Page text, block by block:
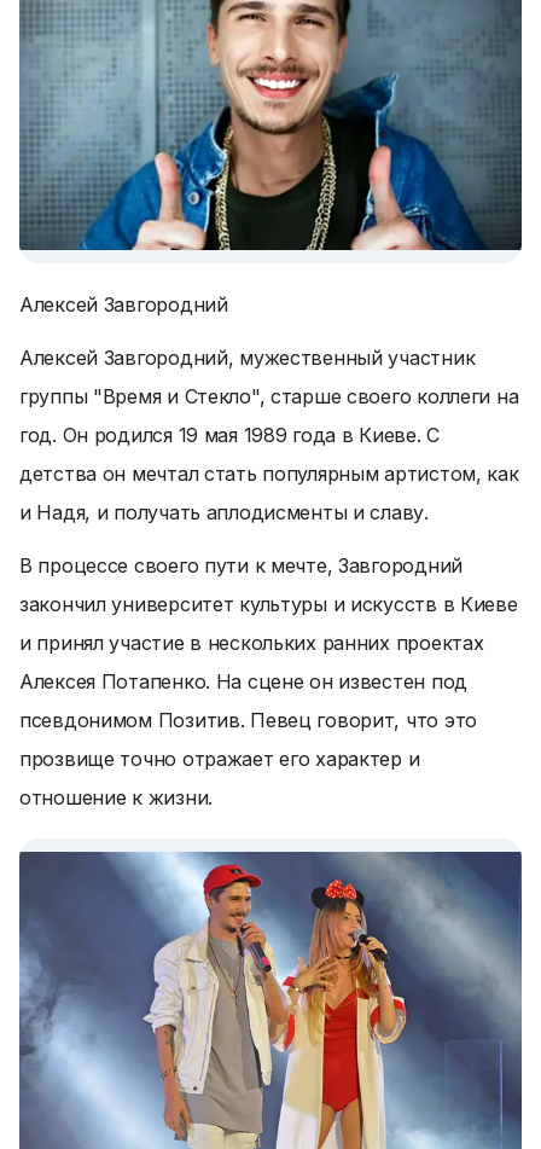
Алексей Завгородний
Алексей Завгородний, мужественный участник
группы "Время и Стекло", старше своего коллеги на
год. Он родился 19 мая 1989 года в Киеве. С
детства он мечтал стать популярным артистом, как
и Надя, и получать аплодисменты и славу.
В процессе своего пути к мечте, Завгородний
закончил университет культуры и искусств в Киеве
и принял участие в нескольких ранних проектах
Алексея Потапенко. На сцене он известен под
псевдонимом Позитив. Певец говорит, что это
прозвище точно отражает его характер и
отношение к жизни.